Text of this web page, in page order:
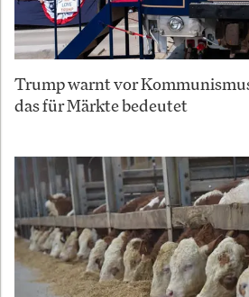
Trump warnt vor
das für Märkte bedeutet